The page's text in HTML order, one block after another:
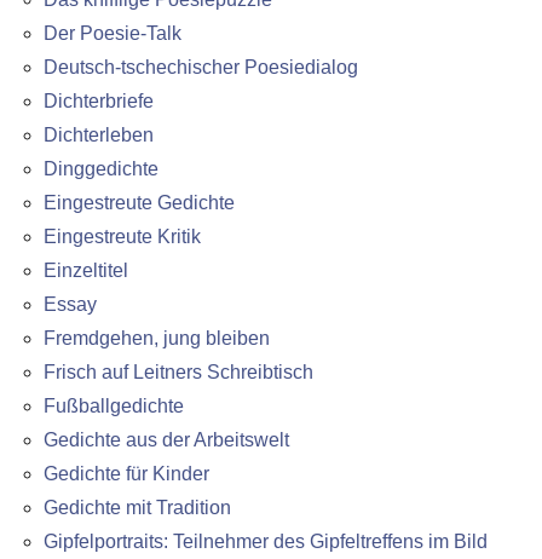
Der Poesie-Talk
Deutsch-tschechischer Poesiedialog
Dichterbriefe
Dichterleben
Dinggedichte
Eingestreute Gedichte
Eingestreute Kritik
Einzeltitel
Essay
Fremdgehen, jung bleiben
Frisch auf Leitners Schreibtisch
Fußballgedichte
Gedichte aus der Arbeitswelt
Gedichte für Kinder
Gedichte mit Tradition
Gipfelportraits: Teilnehmer des Gipfeltreffens im Bild